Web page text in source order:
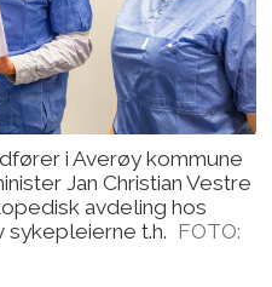
i Averøy kommune
Jan Christian Vestre
avdeling hos
sykepleierne t.h. FOTO: